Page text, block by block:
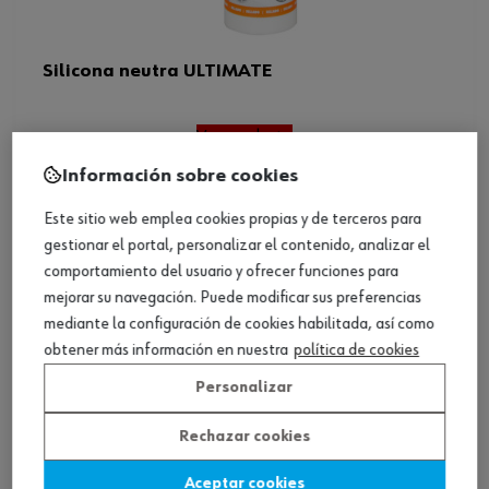
Silicona neutra ULTIMATE
Ver producto
Información sobre cookies
Este sitio web emplea cookies propias y de terceros para
gestionar el portal, personalizar el contenido, analizar el
comportamiento del usuario y ofrecer funciones para
mejorar su navegación. Puede modificar sus preferencias
mediante la configuración de cookies habilitada, así como
obtener más información en nuestra política de cookies
Personalizar
Rechazar cookies
Aceptar cookies